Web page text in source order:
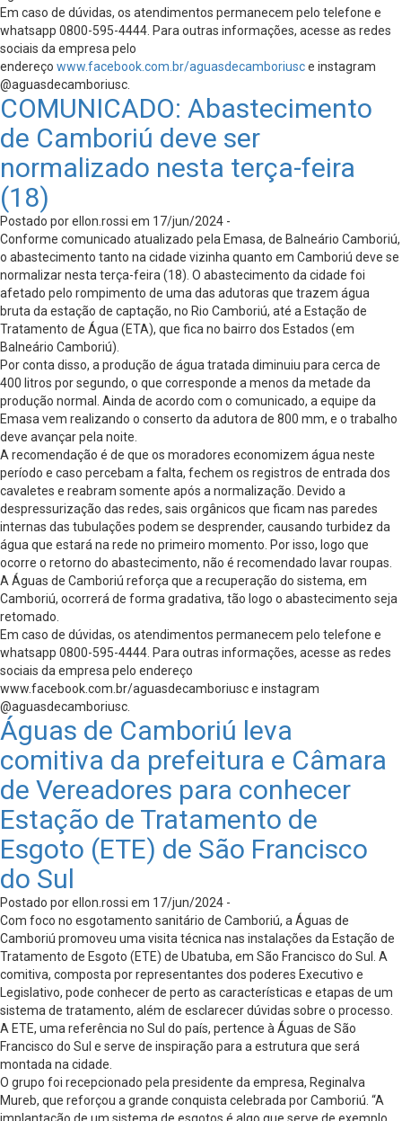
Em caso de dúvidas, os atendimentos permanecem pelo telefone e
whatsapp 0800-595-4444. Para outras informações, acesse as redes
sociais da empresa pelo
endereço www.facebook.com.br/aguasdecamboriusce instagram
@aguasdecamboriusc.
COMUNICADO: Abastecimento
de Camboriú deve ser
normalizado nesta terça-feira
(18)
Postado por ellon.rossi em 17/jun/2024 -
Conforme comunicado atualizado pela Emasa, de Balneário Camboriú,
o abastecimento tanto na cidade vizinha quanto em Camboriú deve se
normalizar nesta terça-feira (18). O abastecimento da cidade foi
afetado pelo rompimento de uma das adutoras que trazem água
bruta da estação de captação, no Rio Camboriú, até a Estação de
Tratamento de Água (ETA), que fica no bairro dos Estados (em
Balneário Camboriú).
Por conta disso, a produção de água tratada diminuiu para cerca de
400 litros por segundo, o que corresponde a menos da metade da
produção normal. Ainda de acordo com o comunicado, a equipe da
Emasa vem realizando o conserto da adutora de 800 mm, e o trabalho
deve avançar pela noite.
A recomendação é de que os moradores economizem água neste
período e caso percebam a falta, fechem os registros de entrada dos
cavaletes e reabram somente após a normalização. Devido a
despressurização das redes, sais orgânicos que ficam nas paredes
internas das tubulações podem se desprender, causando turbidez da
água que estará na rede no primeiro momento. Por isso, logo que
ocorre o retorno do abastecimento, não é recomendado lavar roupas.
A Águas de Camboriú reforça que a recuperação do sistema, em
Camboriú, ocorrerá de forma gradativa, tão logo o abastecimento seja
retomado.
Em caso de dúvidas, os atendimentos permanecem pelo telefone e
whatsapp 0800-595-4444. Para outras informações, acesse as redes
sociais da empresa pelo endereço
www.facebook.com.br/aguasdecamboriusc e instagram
@aguasdecamboriusc.
Águas de Camboriú leva
comitiva da prefeitura e Câmara
de Vereadores para conhecer
Estação de Tratamento de
Esgoto (ETE) de São Francisco
do Sul
Postado por ellon.rossi em 17/jun/2024 -
Com foco no esgotamento sanitário de Camboriú, a Águas de
Camboriú promoveu uma visita técnica nas instalações da Estação de
Tratamento de Esgoto (ETE) de Ubatuba, em São Francisco do Sul. A
comitiva, composta por representantes dos poderes Executivo e
Legislativo, pode conhecer de perto as características e etapas de um
sistema de tratamento, além de esclarecer dúvidas sobre o processo.
A ETE, uma referência no Sul do país, pertence à Águas de São
Francisco do Sul e serve de inspiração para a estrutura que será
montada na cidade.
O grupo foi recepcionado pela presidente da empresa, Reginalva
Mureb, que reforçou a grande conquista celebrada por Camboriú. “A